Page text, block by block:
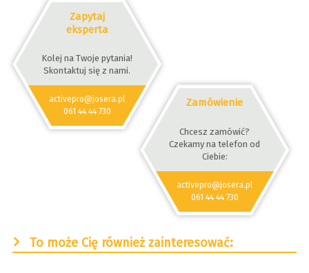
Zapytaj
eksperta
Kolej na Twoje pytania!
Skontaktuj się z nami.
activepro@josera.pl
061 44 44 730
Zamówienie
Chcesz zamówić?
Czekamy na telefon od
Ciebie:
activepro@josera.pl
061 44 44 730
To może Cię również zainteresować: